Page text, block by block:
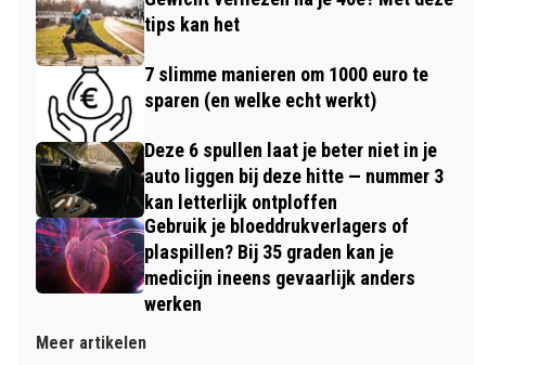
tips kan het
7 slimme manieren om 1000 euro te
sparen (en welke echt werkt)
Deze 6 spullen laat je beter niet in je
auto liggen bij deze hitte — nummer 3
kan letterlijk ontploffen
Gebruik je bloeddrukverlagers of
plaspillen? Bij 35 graden kan je
medicijn ineens gevaarlijk anders
werken
Meer artikelen